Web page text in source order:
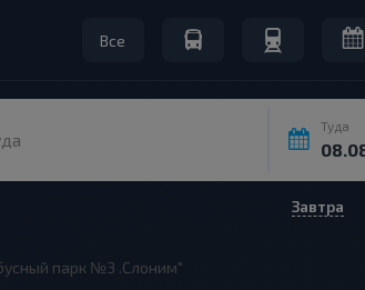
Все
Туда
Завтра
парк №3 .Слоним"